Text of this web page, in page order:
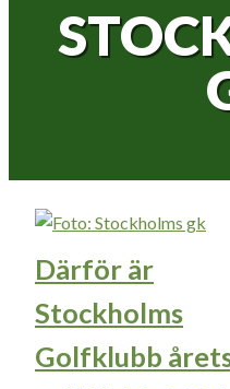
Därför är
Stockholms
Golfklubb